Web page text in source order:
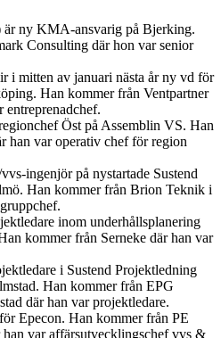
är ny KMA-ansvarig på Bjerking.
Consulting där hon var senior
i mitten av januari nästa år ny vd för
Han kommer från Ventpartner
entreprenadchef.
Öst på Assemblin VS. Han
han var operativ chef för region
ingenjör på nystartade Sustend
Han kommer från Brion Teknik i
inom underhållsplanering
kommer från Serneke där han var
i Sustend Projektledning
Han kommer från EPG
där han var projektledare.
Epecon. Han kommer från PE
var affärsutvecklingschef vvs &